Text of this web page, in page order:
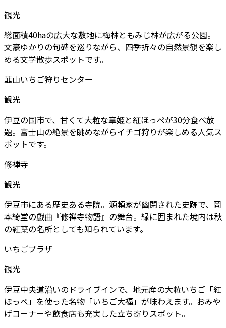
観光
総面積40haの広大な敷地に梅林ともみじ林が広がる公園。
文豪ゆかりの句碑を巡りながら、四季折々の自然景観を楽し
める文学散歩スポットです。
韮山いちご狩りセンター
観光
伊豆の国市で、甘くて大粒な章姫と紅ほっぺが30分食べ放
題。富士山の絶景を眺めながらイチゴ狩りが楽しめる人気ス
ポットです。
修禅寺
観光
伊豆市にある歴史ある寺院。源頼家が幽閉された史跡で、岡
本綺堂の戯曲『修禅寺物語』の舞台。緑に囲まれた境内は秋
の紅葉の名所としても知られています。
いちごプラザ
観光
伊豆中央道沿いのドライブインで、地元産の大粒いちご「紅
ほっぺ」を使った名物「いちご大福」が味わえます。おみや
げコーナーや飲食店も充実した立ち寄りスポット。